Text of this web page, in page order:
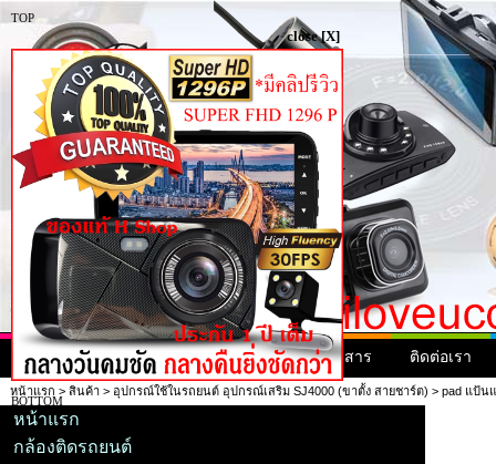
หน้าแรก สินค้า สินค้ามาใหม่ ข่าวสาร ติดต่อเรา
หน้าแรก > สินค้า > อุปกรณ์ใช้ในรถยนต์ อุปกรณ์เสริม SJ4000 (ขาตั้ง สายชาร์ต) > pad แป้น
หน้าแรก
กล้องติดรถยนต์
TOP
close [X]
BOTTOM